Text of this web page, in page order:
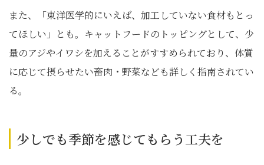
また、「東洋医学的にいえば、加工していない食材もとっ
てほしい」とも。キャットフードのトッピングとして、少
量のアジやイワシを加えることがすすめられており、体質
に応じて摂らせたい畜肉・野菜なども詳しく指南されてい
る。
少しでも季節を感じてもらう工夫を